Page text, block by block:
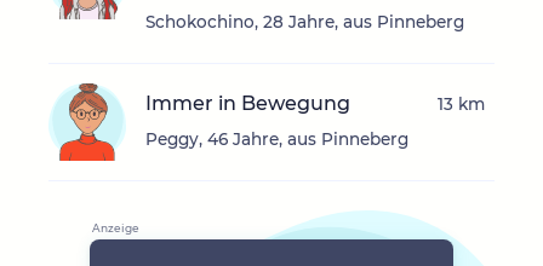
Schokochino, 28 Jahre, aus Pinneberg
Immer in Bewegung
Peggy, 46 Jahre, aus Pinneberg
13 km